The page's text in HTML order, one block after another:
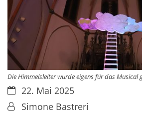
Die Himmelsleiter wurde eigens für das Musical
Datum:22. Mai 2025
Von:Simone Bastreri